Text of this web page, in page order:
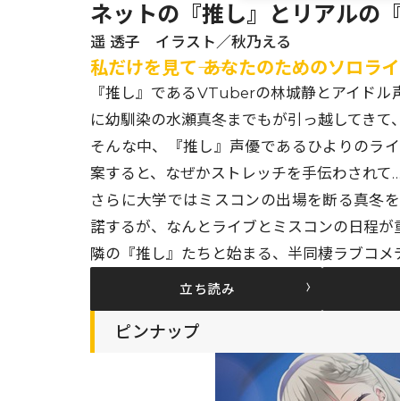
ネットの『推し』とリアルの
遥 透子 イラスト／秋乃える
私だけを見て―― あなたのためのソロラ
『推し』であるVTuberの林城静とアイド
に幼馴染の水瀬真冬までもが引っ越してき
そんな中、『推し』声優であるひよりのラ
案すると、なぜかストレッチを手伝わされて
さらに大学ではミスコンの出場を断る真冬
諾するが、なんとライブとミスコンの日程が
隣の『推し』たちと始まる、半同棲ラブコメ
立ち読み
ピンナップ